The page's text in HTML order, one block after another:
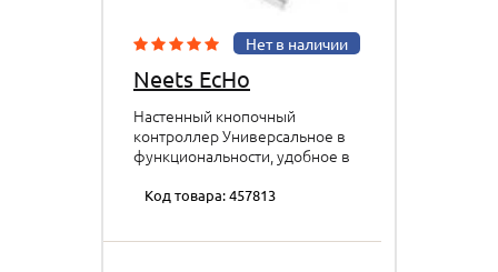
Нет в наличии
Neets EcHo
Настенный кнопочный
контроллер Универсальное в
функциональности, удобное в
понятное в эксплуатации
видео комплексов. цвет:
Код товара: 457813